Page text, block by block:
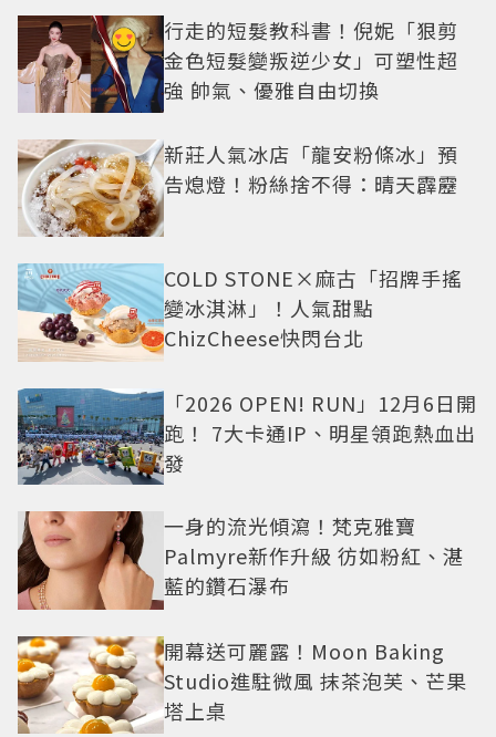
行走的短髮教科書！倪妮「狠剪
金色短髮變叛逆少女」可塑性超
強 帥氣、優雅自由切換
新莊人氣冰店「龍安粉條冰」預
告熄燈！粉絲捨不得：晴天霹靂
COLD STONE×麻古「招牌手搖
變冰淇淋」！人氣甜點
ChizCheese快閃台北
「2026 OPEN! RUN」12月6日開
跑！ 7大卡通IP、明星領跑熱血出
發
一身的流光傾瀉！梵克雅寶
Palmyre新作升級 彷如粉紅、湛
藍的鑽石瀑布
開幕送可麗露！Moon Baking
Studio進駐微風 抹茶泡芙、芒果
塔上桌